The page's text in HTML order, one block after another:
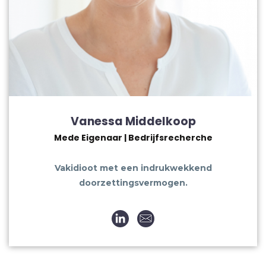
Vanessa Middelkoop
Mede Eigenaar | Bedrijfsrecherche
Vakidioot met een indrukwekkend
doorzettingsvermogen.